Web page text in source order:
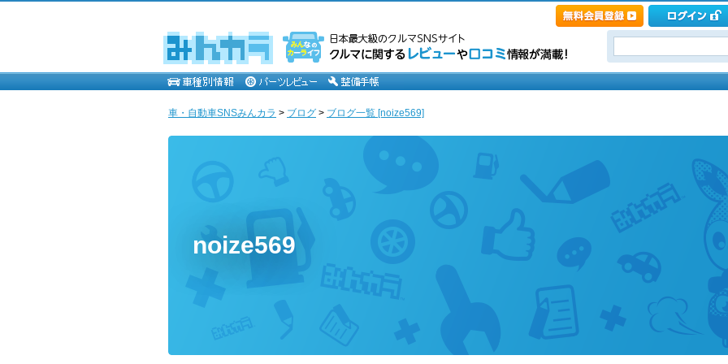
車・自動車SNSみんカラ > ブログ > ブログ一覧 [noize569]
noize569